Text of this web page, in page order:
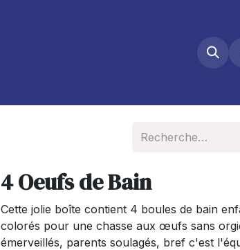
4 Oeufs de Bain
Cette jolie boîte contient 4 boules de bain
colorés pour une chasse aux œufs sans
émerveillés, parents soulagés, bref c'est